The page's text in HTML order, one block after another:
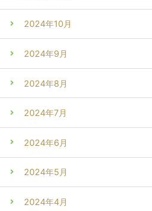
2024年10月
2024年9月
2024年8月
2024年7月
2024年6月
2024年5月
2024年4月